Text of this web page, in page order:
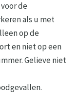
voor de
als u met
op de
en niet op een
Gelieve niet